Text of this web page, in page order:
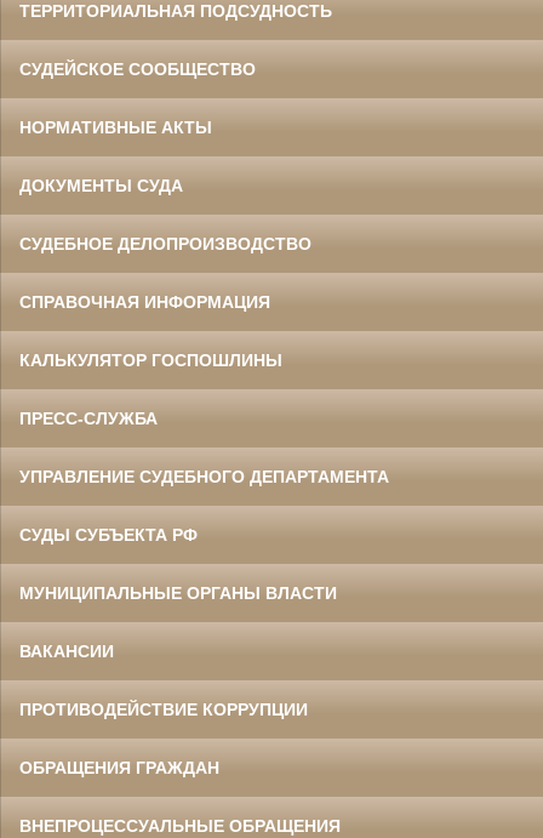
ТЕРРИТОРИАЛЬНАЯ ПОДСУДНОСТЬ
СУДЕЙСКОЕ СООБЩЕСТВО
НОРМАТИВНЫЕ АКТЫ
ДОКУМЕНТЫ СУДА
СУДЕБНОЕ ДЕЛОПРОИЗВОДСТВО
СПРАВОЧНАЯ ИНФОРМАЦИЯ
КАЛЬКУЛЯТОР ГОСПОШЛИНЫ
ПРЕСС-СЛУЖБА
УПРАВЛЕНИЕ СУДЕБНОГО ДЕПАРТАМЕНТА
СУДЫ СУБЪЕКТА РФ
МУНИЦИПАЛЬНЫЕ ОРГАНЫ ВЛАСТИ
ВАКАНСИИ
ПРОТИВОДЕЙСТВИЕ КОРРУПЦИИ
ОБРАЩЕНИЯ ГРАЖДАН
ВНЕПРОЦЕССУАЛЬНЫЕ ОБРАЩЕНИЯ